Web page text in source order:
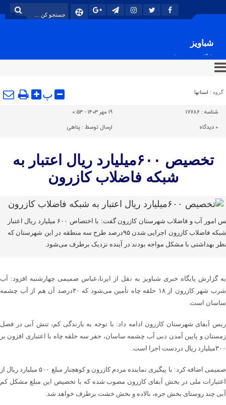
شباویز
پایگاه خبری شباویز
گروه : استانها پ
شناسه : 17786
۱۹ مهر ۱۴۰۳ - ۰:۵۳
۰ دیدگاه ارسال توسط :پناهی
تخصیص ۶۰۰میلیارد ریال اعتبار به
شبکه فاضلاب کازرون
رئیس امور آب و فاضلاب شهرستان کازرون گفت: با اختصاص ۶۰۰ میلیارد ریال اعتبار
به شبکه فاضلاب کازرون اجرایی شدن ۹۵درصد طرح سه منطقه در این شهرستان که
بهداشتی با مشکل مواجه بودند در آینده نزدیک برطرف می‌شود.
به گزارش پایگاه خبری شباویز به نقل از ایرنا،عباس صمیمی چهارشنبه افزود: آب
شرب شهر کازرون از ۱۸ حلقه چاه تأمین می‌شود که ۳۰درصد آن هم از آب چشمه
ساسان است.
ریس آبفای شهرستان کازرون ادامه داد: با توجه به بارندگی کم، تنش آبی در فصل
زمستان و پایین آمدن دبی آب چشمه ساسان، حفر سه حلقه چاه با اعتباری افزون بر
۳۰۰میلیارد ریال دردست اجرا است.
صمیمی اضافه کرد: با پیگیری نماینده مردم کازرون و کوهچنار مبلغ ۵۰۰ میلیارد ریال از
اعتبارات ملی در بخش آبفای کازرون مصوب شده که با تخصیص این مبلغ مشکل کم
آبی چند روستای بخش جره، بالاده و بخش خشت برطرف خواهد شد.